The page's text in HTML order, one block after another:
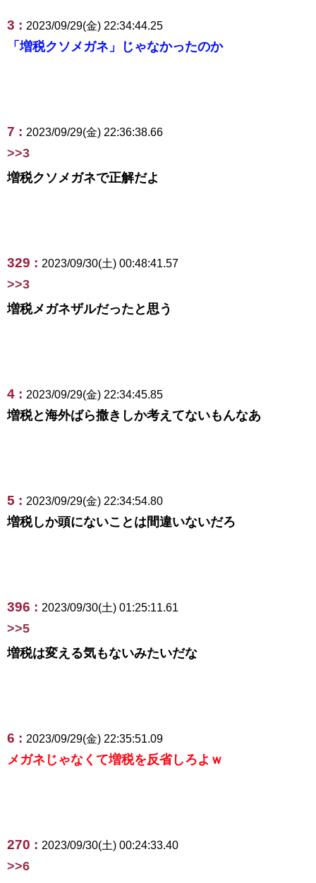
3 : 2023/09/29(金) 22:34:44.25
「増税クソメガネ」じゃなかったのか
7 : 2023/09/29(金) 22:36:38.66
>>3
増税クソメガネで正解だよ
329 : 2023/09/30(土) 00:48:41.57
>>3
増税メガネザルだったと思う
4 : 2023/09/29(金) 22:34:45.85
増税と海外ばら撒きしか考えてないもんなあ
5 : 2023/09/29(金) 22:34:54.80
増税しか頭にないことは間違いないだろ
396 : 2023/09/30(土) 01:25:11.61
>>5
増税は変える気もないみたいだな
6 : 2023/09/29(金) 22:35:51.09
メガネじゃなくて増税を反省しろよｗ
270 : 2023/09/30(土) 00:24:33.40
>>6